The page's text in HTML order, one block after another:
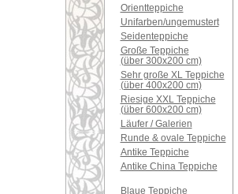
Orientteppiche
Unifarben/ungemustert
Seidenteppiche
Große Teppiche
(über 300x200 cm)
Sehr große XL Teppiche
(über 400x200 cm)
Riesige XXL Teppiche
(über 600x200 cm)
Läufer / Galerien
Runde & ovale Teppiche
Antike Teppiche
Antike China Teppiche
Blaue Teppiche